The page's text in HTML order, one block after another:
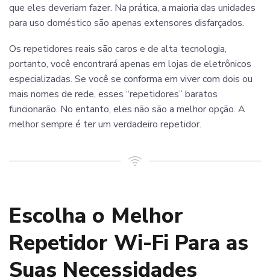
que eles deveriam fazer. Na prática, a maioria das unidades
para uso doméstico são apenas extensores disfarçados.
Os repetidores reais são caros e de alta tecnologia,
portanto, você encontrará apenas em lojas de eletrônicos
especializadas. Se você se conforma em viver com dois ou
mais nomes de rede, esses “repetidores” baratos
funcionarão. No entanto, eles não são a melhor opção. A
melhor sempre é ter um verdadeiro repetidor.
Escolha o Melhor
Repetidor Wi-Fi Para as
Suas Necessidades